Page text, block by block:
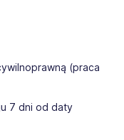
(praca
7 dni od daty